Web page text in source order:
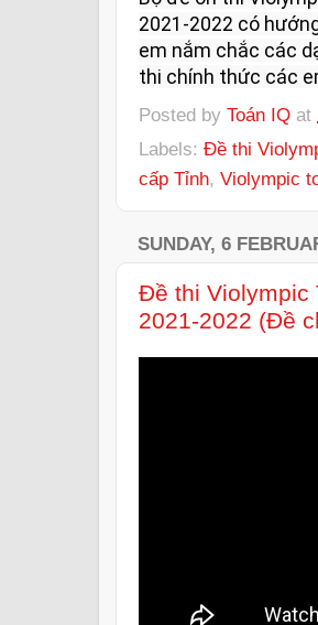
2021-2022 có
em nắm chắc các
thi chính thức các
Posted by Toán IQ at
Labels: Đề thi
cấp Tỉnh, Violympic
SUNDAY, 6
Đề thi Violympic
2021-2022 (Đề